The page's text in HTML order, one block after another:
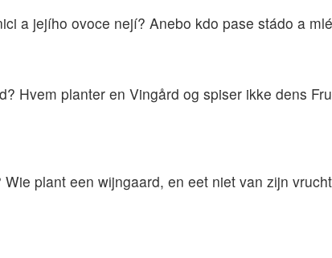
a jejího ovoce nejí? Anebo kdo pase stádo a
Hvem planter en Vingård og spiser ikke dens
plant een wijngaard, en eet niet van zijn